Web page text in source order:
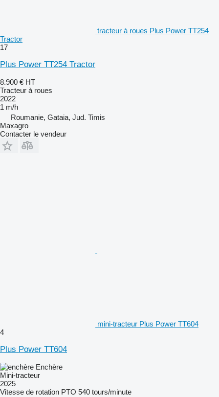
tracteur à roues Plus Power TT254
Tractor
17
Plus Power TT254 Tractor
8.900 € HT
Tracteur à roues
2022
1 m/h
Roumanie, Gataia, Jud. Timis
Maxagro
Contacter le vendeur
mini-tracteur Plus Power TT604
4
Plus Power TT604
Enchère
Mini-tracteur
2025
Vitesse de rotation PTO 540 tours/minute